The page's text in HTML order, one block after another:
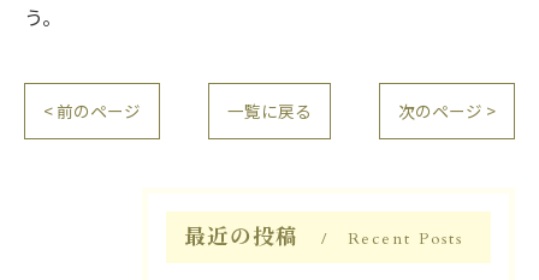
う。
< 前のページ 一覧に戻る 次のページ >
最近の投稿 Recent Posts